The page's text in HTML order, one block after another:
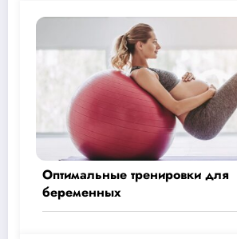
Оптимальные тренировки для
беременных